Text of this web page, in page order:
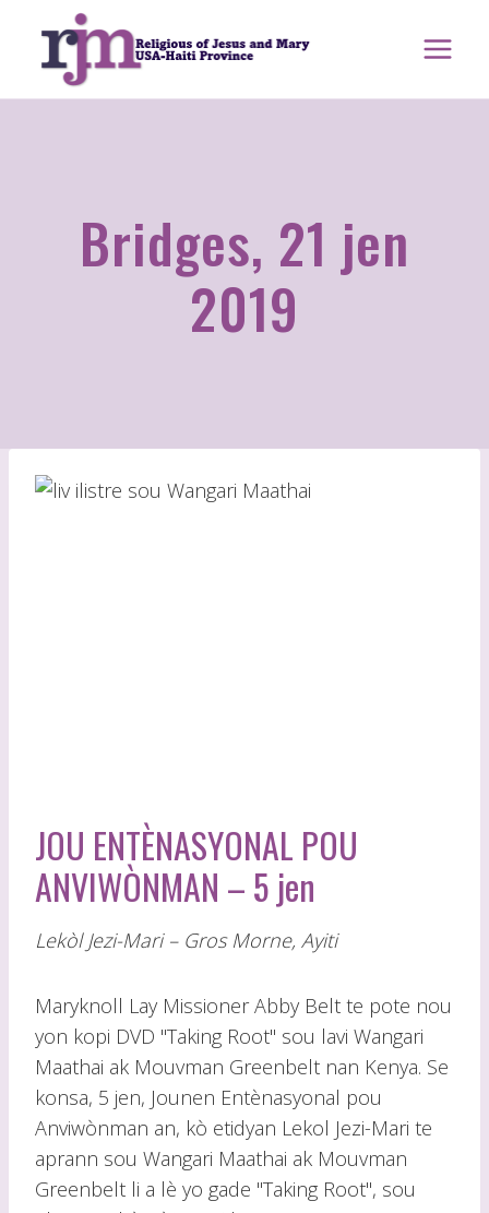
kontni
Bridges, 21 jen
2019
JOU ENTÈNASYONAL POU
ANVIWÒNMAN – 5 jen
Lekòl Jezi-Mari – Gros Morne, Ayiti
Maryknoll Lay Missioner Abby Belt te pote nou
yon kopi DVD "Taking Root" sou lavi Wangari
Maathai ak Mouvman Greenbelt nan Kenya. Se
konsa, 5 jen, Jounen Entènasyonal pou
Anviwònman an, kò etidyan Lekol Jezi-Mari te
aprann sou Wangari Maathai ak Mouvman
Greenbelt li a lè yo gade "Taking Root", sou